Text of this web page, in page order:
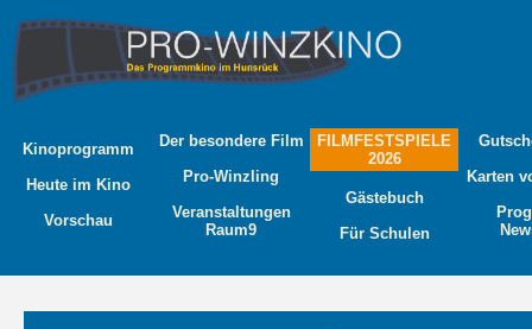
Kinoprogramm
Heute im Kino
Vorschau
Der besondere Film
Pro-Winzling
Veranstaltungen
Raum9
FILMFESTSPIELE
2026
Gästebuch
Für Schulen
Karten